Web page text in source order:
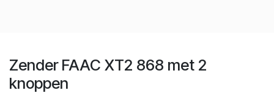
Zender FAAC XT2 868 met 2
knoppen